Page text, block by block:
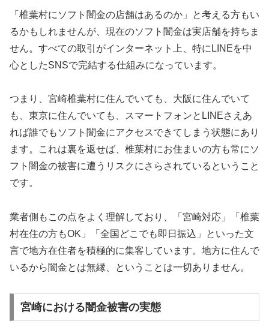
「椎葉村にソフト闇金の店舗はあるのか」と考える方もい
るかもしれませんが、現在のソフト闇金は実店舗を持ちま
せん。すべての取引がインターネット上、特にLINEを中
心としたSNSで完結する仕組みになっています。
つまり、宮崎椎葉村に住んでいても、大阪に住んでいて
も、東京に住んでいても、スマートフォンとLINEさえあ
れば誰でもソフト闇金にアクセスできてしまう状態にあり
ます。これは裏を返せば、椎葉村にお住まいの方も常にソ
フト闇金の被害に遭うリスクにさらされているということ
です。
業者側もこの点をよく理解しており、「宮崎対応」「椎葉
村在住の方もOK」「全国どこでも即日振込」といった文
言で地方在住者を積極的に集客しています。地方に住んで
いるから闇金とは無縁、ということは一切ありません。
宮崎における闇金被害の実態